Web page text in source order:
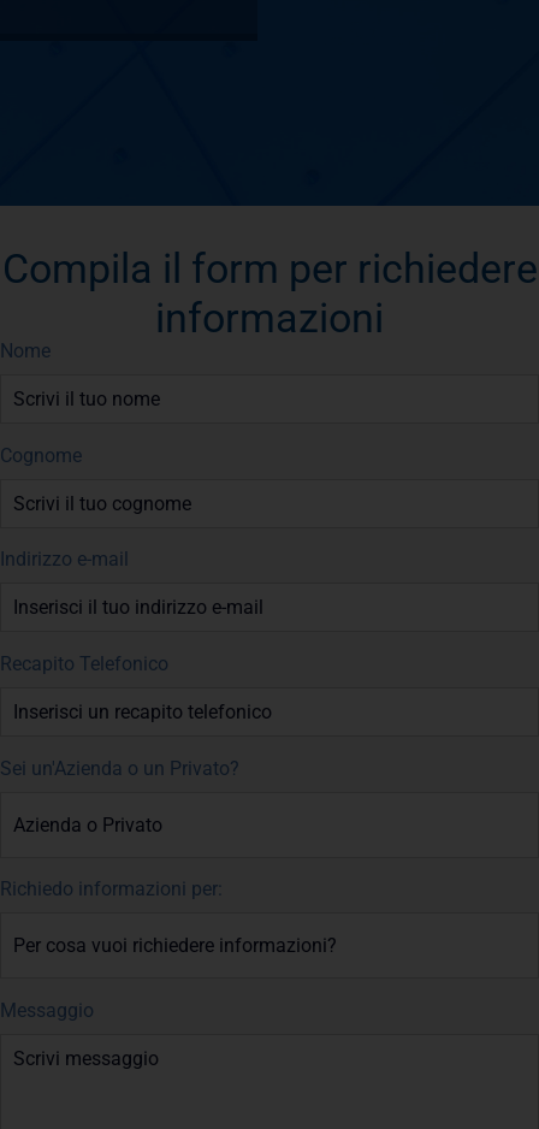
Compila il form per richiedere
informazioni
Nome
Cognome
Indirizzo e-mail
Recapito Telefonico
Sei un'Azienda o un Privato?
Richiedo informazioni per:
Messaggio